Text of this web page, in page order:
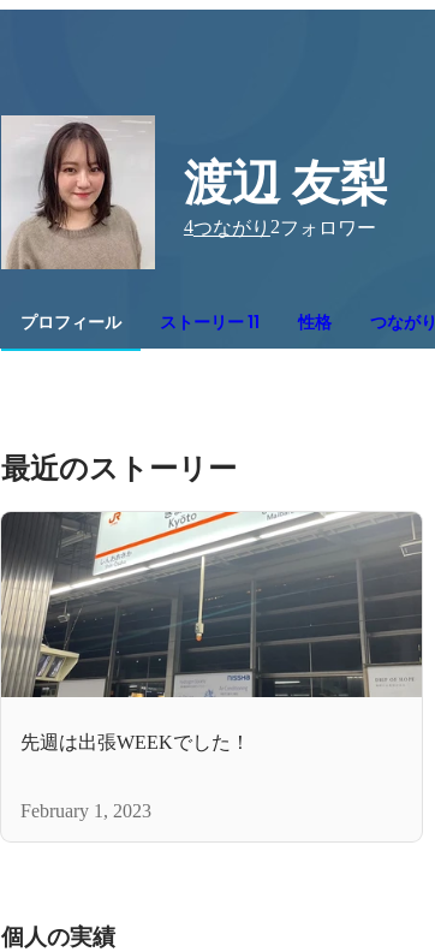
渡辺 友梨
4つながり 2フォロワー
プロフィール ストーリー 11 性格 つながり
最近のストーリー
先週は出張WEEKでした！
February 1, 2023
個人の実績